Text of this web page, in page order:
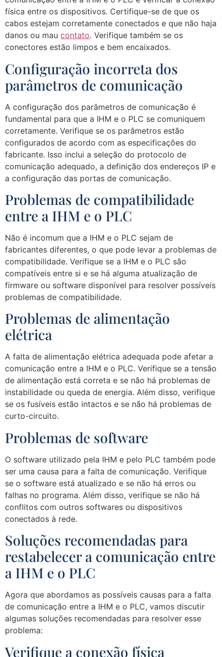
física entre os dispositivos. Certifique-se de que os
cabos estejam corretamente conectados e que não haja
danos ou mau contato. Verifique também se os
conectores estão limpos e bem encaixados.
Configuração incorreta dos
parâmetros de comunicação
A configuração dos parâmetros de comunicação é
fundamental para que a IHM e o PLC se comuniquem
corretamente. Verifique se os parâmetros estão
configurados de acordo com as especificações do
fabricante. Isso inclui a seleção do protocolo de
comunicação adequado, a definição dos endereços IP e
a configuração das portas de comunicação.
Problemas de compatibilidade
entre a IHM e o PLC
Não é incomum que a IHM e o PLC sejam de
fabricantes diferentes, o que pode levar a problemas de
compatibilidade. Verifique se a IHM e o PLC são
compatíveis entre si e se há alguma atualização de
firmware ou software disponível para resolver possíveis
problemas de compatibilidade.
Problemas de alimentação
elétrica
A falta de alimentação elétrica adequada pode afetar a
comunicação entre a IHM e o PLC. Verifique se a tensão
de alimentação está correta e se não há problemas de
instabilidade ou queda de energia. Além disso, verifique
se os fusíveis estão intactos e se não há problemas de
curto-circuito.
Problemas de software
O software utilizado pela IHM e pelo PLC também pode
ser uma causa para a falta de comunicação. Verifique
se o software está atualizado e se não há erros ou
falhas no programa. Além disso, verifique se não há
conflitos com outros softwares ou dispositivos
conectados à rede.
Soluções recomendadas para
restabelecer a comunicação entre
a IHM e o PLC
Agora que abordamos as possíveis causas para a falta
de comunicação entre a IHM e o PLC, vamos discutir
algumas soluções recomendadas para resolver esse
problema:
Verifique a conexão física